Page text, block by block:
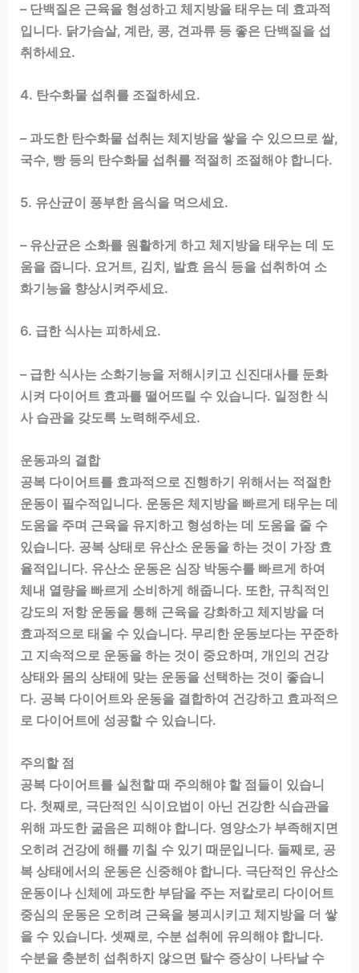
– 단백질은 근육을 형성하고 체지방을 태우는 데 효과적
입니다. 닭가슴살, 계란, 콩, 견과류 등 좋은 단백질을 섭
취하세요.
4. 탄수화물 섭취를 조절하세요.
– 과도한 탄수화물 섭취는 체지방을 쌓을 수 있으므로 쌀,
국수, 빵 등의 탄수화물 섭취를 적절히 조절해야 합니다.
5. 유산균이 풍부한 음식을 먹으세요.
– 유산균은 소화를 원활하게 하고 체지방을 태우는 데 도
움을 줍니다. 요거트, 김치, 발효 음식 등을 섭취하여 소
화기능을 향상시켜주세요.
6. 급한 식사는 피하세요.
– 급한 식사는 소화기능을 저해시키고 신진대사를 둔화
시켜 다이어트 효과를 떨어뜨릴 수 있습니다. 일정한 식
사 습관을 갖도록 노력해주세요.
운동과의 결합
공복 다이어트를 효과적으로 진행하기 위해서는 적절한
운동이 필수적입니다. 운동은 체지방을 빠르게 태우는 데
도움을 주며 근육을 유지하고 형성하는 데 도움을 줄 수
있습니다. 공복 상태로 유산소 운동을 하는 것이 가장 효
율적입니다. 유산소 운동은 심장 박동수를 빠르게 하여
체내 열량을 빠르게 소비하게 해줍니다. 또한, 규칙적인
강도의 저항 운동을 통해 근육을 강화하고 체지방을 더
효과적으로 태울 수 있습니다. 무리한 운동보다는 꾸준하
고 지속적으로 운동을 하는 것이 중요하며, 개인의 건강
상태와 몸의 상태에 맞는 운동을 선택하는 것이 좋습니
다. 공복 다이어트와 운동을 결합하여 건강하고 효과적으
로 다이어트에 성공할 수 있습니다.
주의할 점
공복 다이어트를 실천할 때 주의해야 할 점들이 있습니
다. 첫째로, 극단적인 식이요법이 아닌 건강한 식습관을
위해 과도한 굶음은 피해야 합니다. 영양소가 부족해지면
오히려 건강에 해를 끼칠 수 있기 때문입니다. 둘째로, 공
복 상태에서의 운동은 신중해야 합니다. 극단적인 유산소
운동이나 신체에 과도한 부담을 주는 저칼로리 다이어트
중심의 운동은 오히려 근육을 붕괴시키고 체지방을 더 쌓
을 수 있습니다. 셋째로, 수분 섭취에 유의해야 합니다.
수분을 충분히 섭취하지 않으면 탈수 증상이 나타날 수